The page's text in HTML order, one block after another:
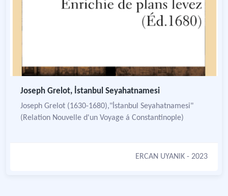
Joseph Grelot, İstanbul Seyahatnamesi
Joseph Grelot (1630-1680),"İstanbul Seyahatnamesi"
(Relation Nouvelle d'un Voyage á Constantinople)
ERCAN UYANIK - 2023